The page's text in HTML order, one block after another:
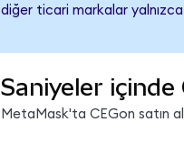
diğer ticari markalar yalnızca
Saniyeler içinde
MetaMask'ta CEGon satın